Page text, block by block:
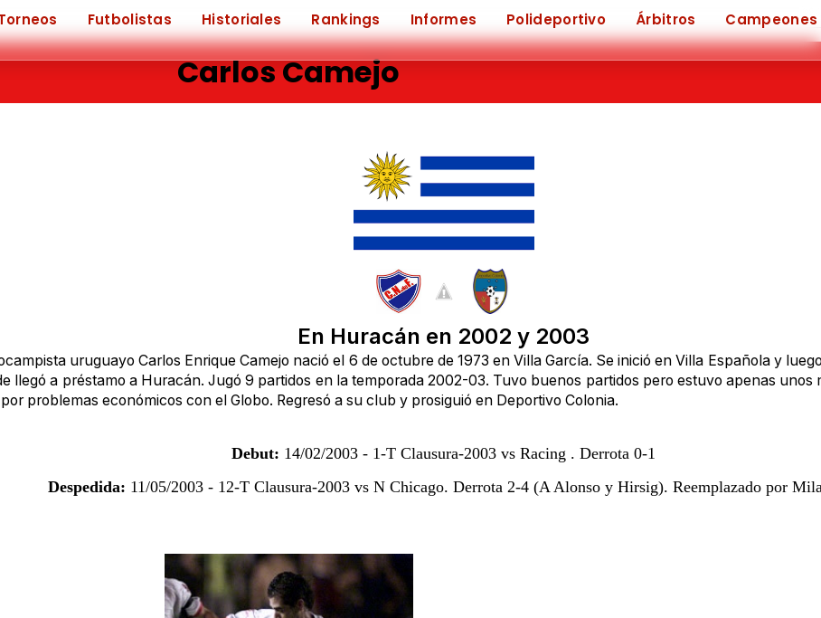
Futbolistas Historiales Rankings Informes Polideportivo Árbitros
Campeones
Carlos Camejo
En Huracán en 2002 y 2003
uruguayo Carlos Enrique Camejo nació el 6 de octubre de 1973 en Villa García. Se inició en Villa Española y
llegó a préstamo a Huracán. Jugó 9 partidos en la temporada 2002-03. Tuvo buenos partidos pero estuvo apenas unos
problemas económicos con el Globo. Regresó a su club y prosiguió en Deportivo Colonia.
Debut: 14/02/2003 - 1-T Clausura-2003 vs Racing . Derrota 0-1
Despedida: 11/05/2003 - 12-T Clausura-2003 vs N Chicago. Derrota 2-4 (A Alonso y Hirsig). Reemplazado por